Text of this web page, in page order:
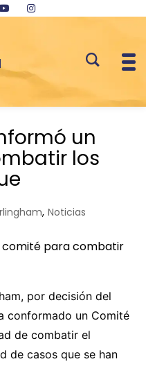
un
los
, Noticias
por decisión del
conformado un Comité
de combatir el
de casos que se han